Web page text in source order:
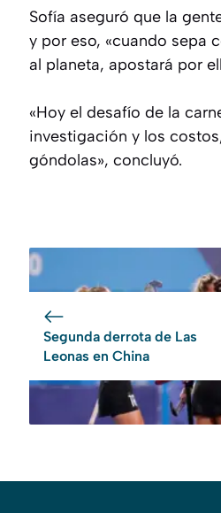
Sofía aseguró que la
y por eso, «cuando sepa
al planeta, apostará por
«Hoy el desafío de la
investigación y los
góndolas», concluyó.
Segunda derrota de Las
Leonas en China